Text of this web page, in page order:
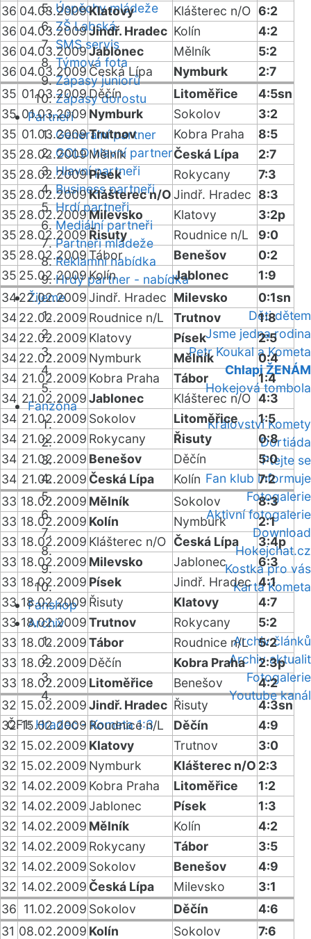
Úspěchy mládeže
ZŠ Labská
SMS servis
Týmová fota
Zápasy juniorů
Zápasy dorostu
Partneři
Generální partner
GOLD hlavní partner
Hlavní partneři
Business partneři
Hrdí partneři
Mediální partneři
Partneři mládeže
Reklamní nabídka
Hrdý partner - nabídka
Žijeme
Děti dětem
Jsme jedna rodina
Petr Koukal a Kometa
Chlapi ŽENÁM
Hokejová tombola
Fanzóna
Království Komety
Dortiáda
Ptejte se
Fan klub informuje
Fotogalerie
Aktivní fotogalerie
Download
Hokejchat.cz
Kostka pro vás
Karta Kometa
Fanshop
Archiv
Archiv článků
Archiv aktualit
Fotogalerie
Youtube kanál
ČF1:Hradec - Kometa 1:3
36 04.03.2009Klatovy Klášterec n/O 6:2
36 04.03.2009Jindř. Hradec Kolín
4:2
36 04.03.2009Jablonec Mělník
5:2
36 04.03.2009 Česká Lípa Nymburk
2:7
35 01.03.2009Děčín Litoměřice
4:5sn
35 01.03.2009 Nymburk Sokolov
3:2
35 01.03.2009Trutnov Kobra Praha
8:5
35 28.02.2009Mělník Česká Lípa
2:7
35 28.02.2009Písek Rokycany
7:3
35 28.02.2009Klášterec n/OJindř. Hradec 8:3
35 28.02.2009Milevsko Klatovy
3:2p
35 28.02.2009Řisuty Roudnice n/L
9:0
35 28.02.2009Tábor Benešov
0:2
35 25.02.2009Kolín Jablonec
1:9
3422.02.2009Jindř. Hradec Milevsko
0:1sn
3422.02.2009 Roudnice n/L Trutnov
1:8
3422.02.2009 Klatovy Písek
2:5
3422.02.2009 Nymburk Mělník
0:4
34 21.02.2009 Kobra Praha Tábor
1:4
34 21.02.2009Jablonec Klášterec n/O 4:3
34 21.02.2009 Sokolov Litoměřice
1:5
34 21.02.2009 Rokycany Řisuty
0:8
34 21.02.2009 Benešov Děčín
5:0
34 21.02.2009 Česká Lípa Kolín
7:2
33 18.02.2009 Mělník Sokolov
8:3
33 18.02.2009 Kolín Nymburk
2:1
33 18.02.2009 Klášterec n/O Česká Lípa
3:4p
33 18.02.2009 Milevsko Jablonec
6:3
33 18.02.2009 Písek Jindř. Hradec 4:1
33 18.02.2009 Řisuty Klatovy
4:7
33 18.02.2009Trutnov Rokycany
5:2
33 18.02.2009Tábor Roudnice n/L
5:2
33 18.02.2009 Děčín Kobra Praha
2:3p
33 18.02.2009 Litoměřice Benešov
4:2
32 15.02.2009Jindř. Hradec Řisuty
4:3sn
32 15.02.2009 Roudnice n/L Děčín
4:9
32 15.02.2009 Klatovy Trutnov
3:0
32 15.02.2009 Nymburk Klášterec n/O 2:3
32 14.02.2009 Kobra Praha Litoměřice
1:2
32 14.02.2009Jablonec Písek
1:3
32 14.02.2009 Mělník Kolín
4:2
32 14.02.2009 Rokycany Tábor
3:5
32 14.02.2009 Sokolov Benešov
4:9
32 14.02.2009 Česká Lípa Milevsko
3:1
36 11.02.2009 Sokolov Děčín
4:6
31 08.02.2009 Kolín Sokolov
7:6